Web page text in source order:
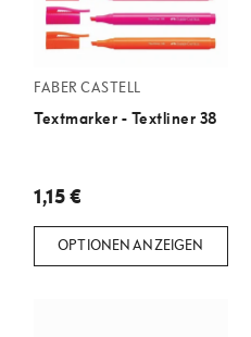
FABER CASTELL
Textmarker - Textliner 38
1,15 €
OPTIONEN ANZEIGEN